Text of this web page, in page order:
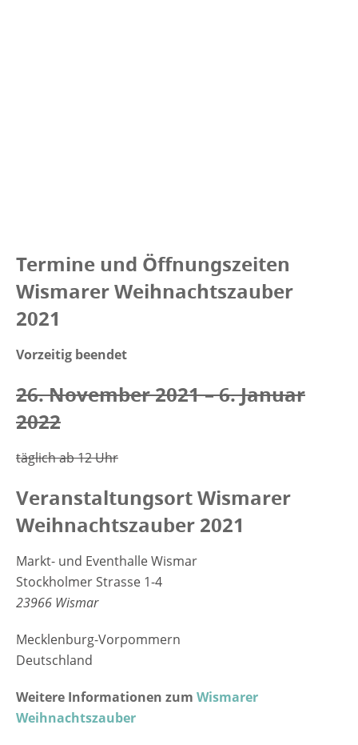
Termine und Öffnungszeiten
Wismarer Weihnachtszauber
2021
Vorzeitig beendet
26. November 2021 – 6. Januar
2022
täglich ab 12 Uhr
Veranstaltungsort Wismarer
Weihnachtszauber 2021
Markt- und Eventhalle Wismar
Stockholmer Strasse 1-4
23966 Wismar
Mecklenburg-Vorpommern
Deutschland
Weitere Informationen zum Wismarer
Weihnachtszauber